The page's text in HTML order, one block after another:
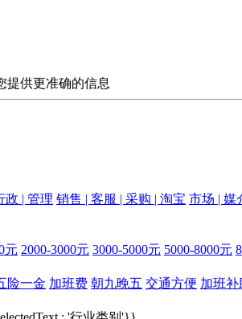
提供更准确的信息
政 | 管理 销售 | 客服 | 采购 | 淘宝 市场 | 媒
元 2000-3000元 3000-5000元 5000-8000元
险一金 加班费 朝九晚五 交通方便 加班补